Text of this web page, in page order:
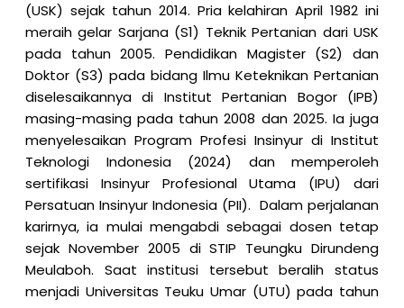
(USK) sejak tahun 2014. Pria kelahiran April 1982 ini
meraih gelar Sarjana (S1) Teknik Pertanian dari USK
pada tahun 2005. Pendidikan Magister (S2) dan
Doktor (S3) pada bidang Ilmu Keteknikan Pertanian
diselesaikannya di Institut Pertanian Bogor (IPB)
masing-masing pada tahun 2008 dan 2025. Ia juga
menyelesaikan Program Profesi Insinyur di Institut
Teknologi Indonesia (2024) dan memperoleh
sertifikasi Insinyur Profesional Utama (IPU) dari
Persatuan Insinyur Indonesia (PII). Dalam perjalanan
karirnya, ia mulai mengabdi sebagai dosen tetap
sejak November 2005 di STIP Teungku Dirundeng
Meulaboh. Saat institusi tersebut beralih status
menjadi Universitas Teuku Umar (UTU) pada tahun